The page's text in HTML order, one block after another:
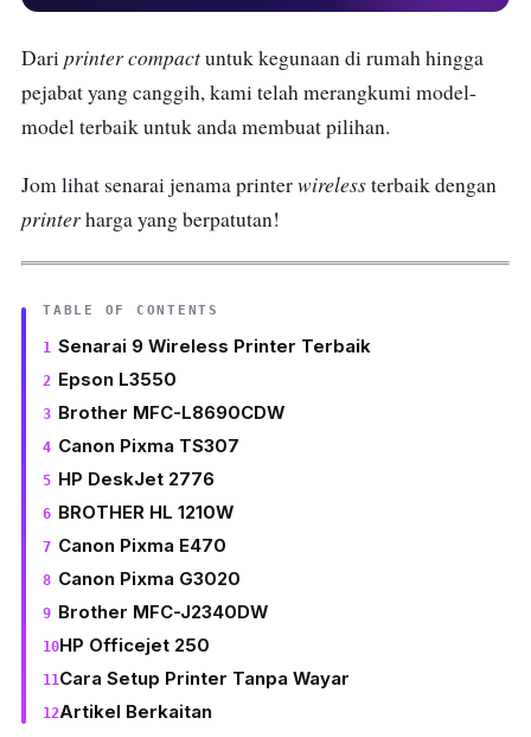
Dariprinter compactuntuk kegunaan di rumah hingga
pejabat yang canggih, kami telah merangkumi model-
model terbaik untuk anda membuat pilihan.
Jom lihat senarai jenama printerwirelessterbaik dengan
printerharga yang berpatutan!
TABLE OF CONTENTS
Senarai 9 Wireless Printer Terbaik
Epson L3550
Brother MFC-L8690CDW
Canon Pixma TS307
HP DeskJet 2776
BROTHER HL 1210W
Canon Pixma E470
Canon Pixma G3020
Brother MFC-J2340DW
HP Officejet 250
Cara Setup Printer Tanpa Wayar
Artikel Berkaitan